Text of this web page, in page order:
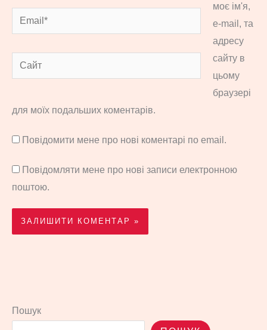
Email*
Сайт
моє ім'я,
e-mail, та
адресу
сайту в
цьому
браузері
для моїх подальших коментарів.
Повідомити мене про нові коментарі по email.
Повідомляти мене про нові записи електронною
поштою.
Пошук